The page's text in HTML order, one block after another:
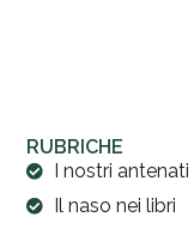
RUBRICHE
I nostri antenati
Il naso nei libri